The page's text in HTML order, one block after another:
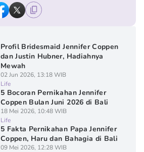
Profil Bridesmaid Jennifer Coppen
dan Justin Hubner, Hadiahnya
Mewah
02 Jun 2026, 13:18 WIB
Life
5 Bocoran Pernikahan Jennifer
Coppen Bulan Juni 2026 di Bali
18 Mei 2026, 10:48 WIB
Life
5 Fakta Pernikahan Papa Jennifer
Coppen, Haru dan Bahagia di Bali
09 Mei 2026, 12:28 WIB